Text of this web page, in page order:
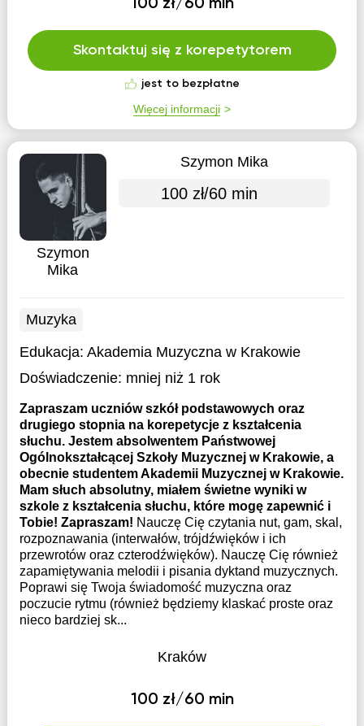
100 zł/60 min
Skontaktuj się z korepetytorem
jest to bezpłatne
Więcej informacji
Szymon
Mika
Szymon Mika
100 zł/60 min
Muzyka
Edukacja: Akademia Muzyczna w Krakowie
Doświadczenie: mniej niż 1 rok
Zapraszam uczniów szkół podstawowych oraz
drugiego stopnia na korepetycje z kształcenia
słuchu. Jestem absolwentem Państwowej
Ogólnokształcącej Szkoły Muzycznej w Krakowie, a
obecnie studentem Akademii Muzycznej w Krakowie.
Mam słuch absolutny, miałem świetne wyniki w
szkole z kształcenia słuchu, które mogę zapewnić i
Tobie! Zapraszam! Nauczę Cię czytania nut, gam, skal,
rozpoznawania (interwałów, trójdźwięków i ich
przewrotów oraz czterodźwięków). Nauczę Cię również
zapamiętywania melodii i pisania dyktand muzycznych.
Poprawi się Twoja świadomość muzyczna oraz
poczucie rytmu (również będziemy klaskać proste oraz
nieco bardziej sk...
Kraków
100 zł/60 min